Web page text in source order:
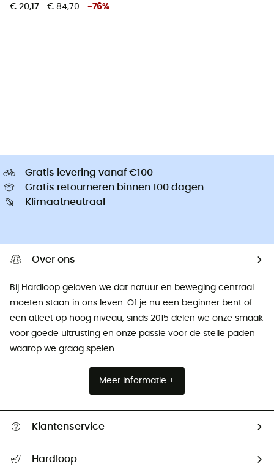
€ 20,17 € 84,70 -76%
Gratis levering vanaf €100
Gratis retourneren binnen 100 dagen
Klimaatneutraal
Over ons
Bij Hardloop geloven we dat natuur en beweging centraal
moeten staan ​​in ons leven. Of je nu een beginner bent of
een atleet op hoog niveau, sinds 2015 delen we onze smaak
voor goede uitrusting en onze passie voor de steile paden
waarop we graag spelen.
Meer informatie +
Klantenservice
Mijn zending volgen
Hardloop